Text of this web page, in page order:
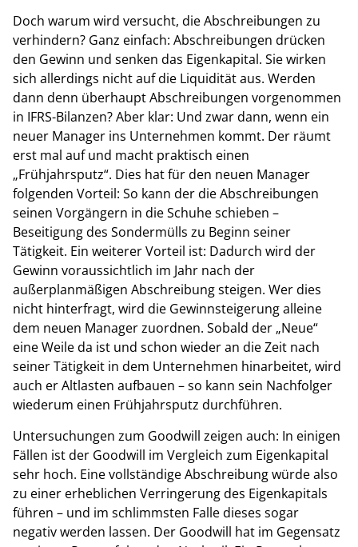
Doch warum wird versucht, die Abschreibungen zu
verhindern? Ganz einfach: Abschreibungen drücken
den Gewinn und senken das Eigenkapital. Sie wirken
sich allerdings nicht auf die Liquidität aus. Werden
dann denn überhaupt Abschreibungen vorgenommen
in IFRS-Bilanzen? Aber klar: Und zwar dann, wenn ein
neuer Manager ins Unternehmen kommt. Der räumt
erst mal auf und macht praktisch einen
„Frühjahrsputz“. Dies hat für den neuen Manager
folgenden Vorteil: So kann der die Abschreibungen
seinen Vorgängern in die Schuhe schieben –
Beseitigung des Sondermülls zu Beginn seiner
Tätigkeit. Ein weiterer Vorteil ist: Dadurch wird der
Gewinn voraussichtlich im Jahr nach der
außerplanmäßigen Abschreibung steigen. Wer dies
nicht hinterfragt, wird die Gewinnsteigerung alleine
dem neuen Manager zuordnen. Sobald der „Neue“
eine Weile da ist und schon wieder an die Zeit nach
seiner Tätigkeit in dem Unternehmen hinarbeitet, wird
auch er Altlasten aufbauen – so kann sein Nachfolger
wiederum einen Frühjahrsputz durchführen.
Untersuchungen zum Goodwill zeigen auch: In einigen
Fällen ist der Goodwill im Vergleich zum Eigenkapital
sehr hoch. Eine vollständige Abschreibung würde also
zu einer erheblichen Verringerung des Eigenkapitals
führen – und im schlimmsten Falle dieses sogar
negativ werden lassen. Der Goodwill hat im Gegensatz